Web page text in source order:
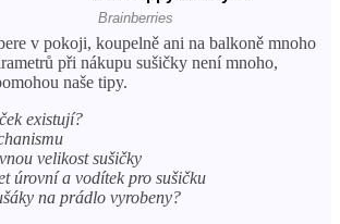
v pokoji, koupelně ani na balkoně mnoho
při nákupu sušičky není mnoho,
naše tipy.
existují?
velikost sušičky
úrovní a vodítek pro sušičku
na prádlo vyrobeny?